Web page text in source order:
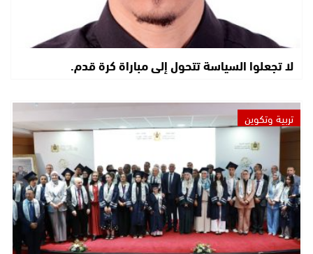
لا تجعلوا السياسة تتحول إلى مباراة كرة قدم.
تربية وتكوين